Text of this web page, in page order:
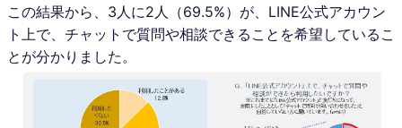
この結果から、3人に2人（69.5%）が、LINE公式アカウン
ト上で、チャットで質問や相談できることを希望しているこ
とが分かりました。